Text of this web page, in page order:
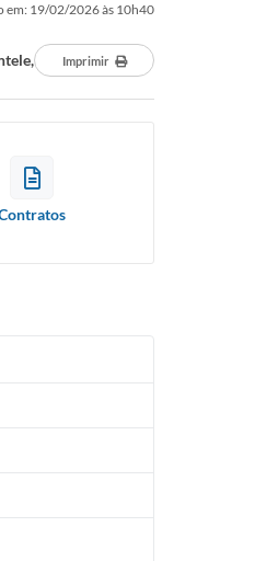
em: 19/02/2026 às 10h40
Imprimir